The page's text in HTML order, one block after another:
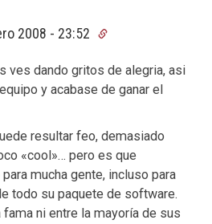
2008 - 23:52
ves dando gritos de alegria, asi
y acabase de ganar el
resultar feo, demasiado
«cool»… pero es que
mucha gente, incluso para
todo su paquete de software.
ni entre la mayoría de sus